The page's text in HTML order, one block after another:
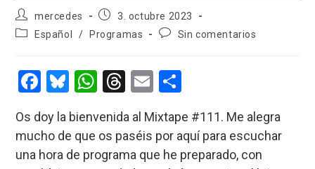
Autor
de
la
mercedes
Publicación
la
3. octubre 2023
Categoría
entrada:
Español / Programas
Comentarios
entrada:
Sin comentarios
F
ce
b
Bl
es
ky
W
at
s
T
e
a
E
ail m
p
Os doy la bienvenida al Mixtape #111. Me alegra
mucho de que os paséis por aquí para escuchar
una hora de programa que he preparado, con